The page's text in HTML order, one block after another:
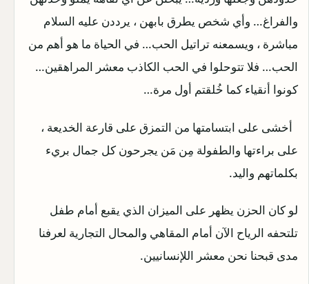
والفراغ… وأي شخص يطرق بابهن ، يرددن عليه السلام
مباشرة ، ويسمعنه تراتيل الحب… في الحياة ما هو أهم من
الحب… فلا تتوحلوا في الحب الكاذب معشر المراهقين…
كونوا أنقياء كما خُلقتم أول مرة…
أخشى على ابتسامتها من التمزق على قارعة الخديعة ،
على براءتها والطفولة مِن مَن يجرحون كل جمال بريء
بكلماتهم واليد.
لو كان الحزن يظهر على الميزان الذي يقبع أمام طفل
تلتحفه الرياح الآن أمام المقاهي والمحال التجارية لعرفنا
مدى قبحنا نحن معشر اللإنسانيين.